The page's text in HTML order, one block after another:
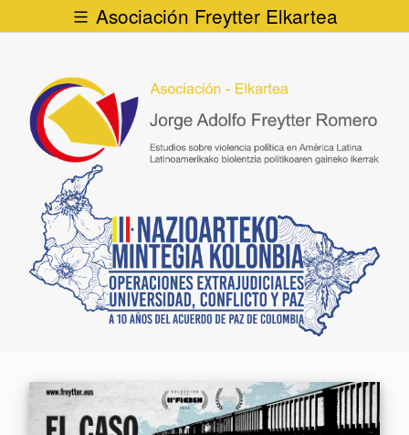
Asociación Freytter Elkartea